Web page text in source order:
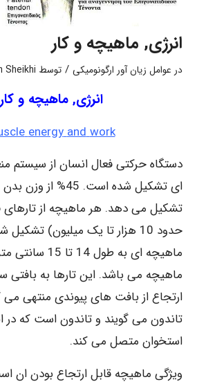
انرژی, ماهیچه و کار
در عوامل زیان آور ارگونومیکی / توسط Sheikhi
انرژی, ماهیچه و کار
energyandwork
دستگاه حرکتی فعال انسان از سیستم
ای تشکیل شده است.
تشکیل می دهد. هر ماهیچه از تارهای
حدود 10 هزار تا یک میلیون)
ماهیچه ای به طول
ماهیچه می باشد. این تارها به
ارتجاع از بافت های پیوندی منتهی می
تاندون می گویند و تاندون است که در
استخوان متصل می کند.
ویژگی ماهیچه قابل ارتجاع بودن ان